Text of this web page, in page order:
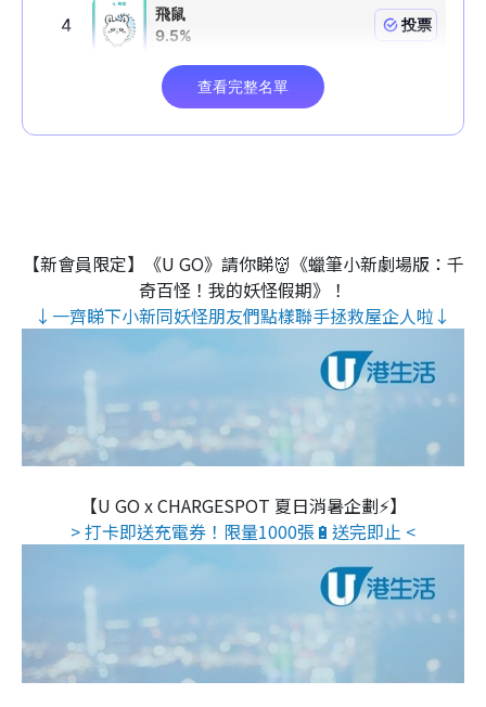
【新會員限定】《U GO》請你睇👹《蠟筆小新劇場版：千
奇百怪！我的妖怪假期》！
↓一齊睇下小新同妖怪朋友們點樣聯手拯救屋企人啦↓
【U GO x CHARGESPOT 夏日消暑企劃⚡】
> 打卡即送充電券！限量1000張🔋送完即止 <